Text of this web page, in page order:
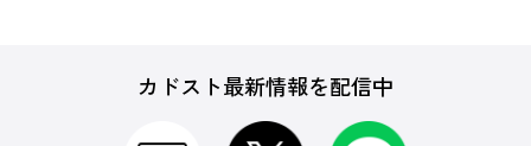
カドスト最新情報を配信中